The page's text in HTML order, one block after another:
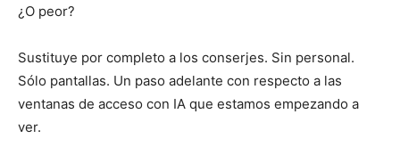
¿O peor?
Sustituye por completo a los conserjes. Sin personal.
Sólo pantallas. Un paso adelante con respecto a las
ventanas de acceso con IA que estamos empezando a
ver.